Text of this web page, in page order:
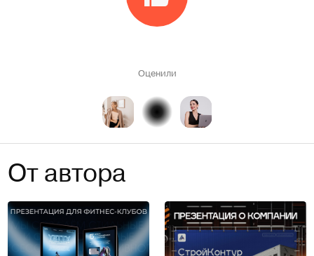
Оценили
От автора